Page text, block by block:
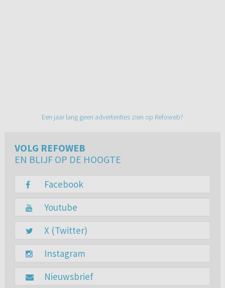
Een jaar lang geen advertenties zien op Refoweb?
VOLG REFOWEB
EN BLIJF OP DE HOOGTE
Facebook
Youtube
X (Twitter)
Instagram
Nieuwsbrief